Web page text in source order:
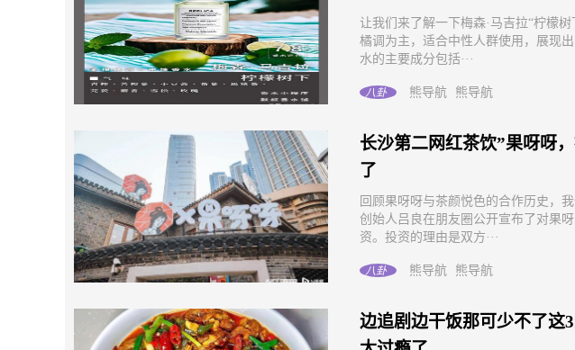
让我们来了解一下梅森·马吉拉“柠檬
橘调为主，适合中性人群使用，展现
水的主要成分包括···
八卦 熊导航 熊导航
长沙第二网红茶饮”果呀呀
了
回顾果呀呀与茶颜悦色的合作历史，
创始人吕良在朋友圈公开宣布了对果
资。投资的理由是双方···
八卦 熊导航 熊导航
边追剧边干饭那可少不了这